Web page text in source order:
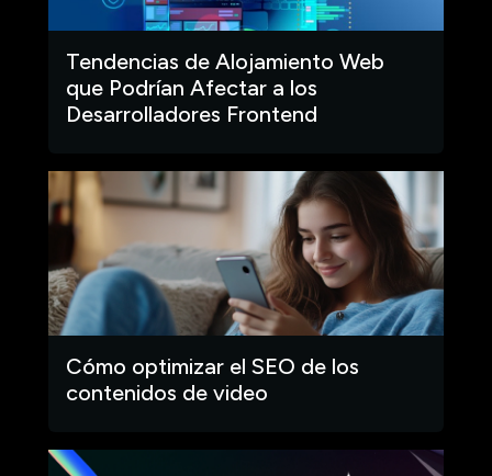
Tendencias de Alojamiento Web
que Podrían Afectar a los
Desarrolladores Frontend
Cómo optimizar el SEO de los
contenidos de video